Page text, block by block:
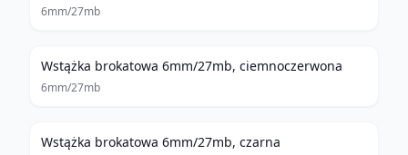
6mm/27mb
Wstążka brokatowa 6mm/27mb, ciemnoczerwona
6mm/27mb
Wstążka brokatowa 6mm/27mb, czarna